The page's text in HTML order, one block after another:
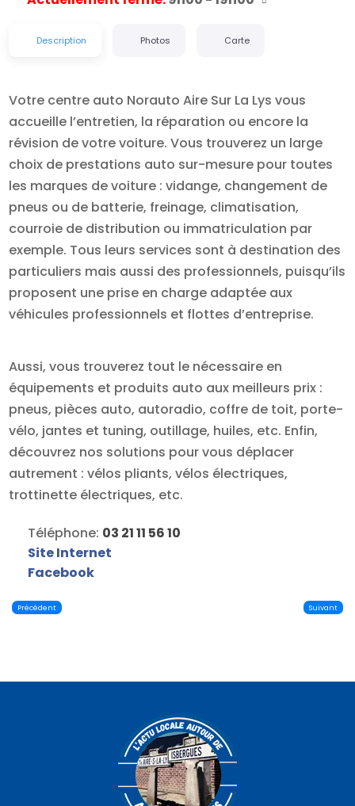
Description Photos Carte
Votre centre auto Norauto Aire Sur La Lys vous
accueille l’entretien, la réparation ou encore la
révision de votre voiture. Vous trouverez un large
choix de prestations auto sur-mesure pour toutes
les marques de voiture : vidange, changement de
pneus ou de batterie, freinage, climatisation,
courroie de distribution ou immatriculation par
exemple. Tous leurs services sont à destination des
particuliers mais aussi des professionnels, puisqu’ils
proposent une prise en charge adaptée aux
véhicules professionnels et flottes d’entreprise.
Aussi, vous trouverez tout le nécessaire en
équipements et produits auto aux meilleurs prix :
pneus, pièces auto, autoradio, coffre de toit, porte-
vélo, jantes et tuning, outillage, huiles, etc. Enfin,
découvrez nos solutions pour vous déplacer
autrement : vélos pliants, vélos électriques,
trottinette électriques, etc.
Téléphone: 03 21 11 56 10
Site Internet
Facebook
Précédent Suivant